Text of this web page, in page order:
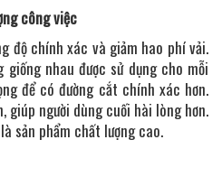
công việc
độ chính xác và giảm hao phí vải.
giống nhau được sử dụng cho mỗi
để có đường cắt chính xác hơn.
giúp người dùng cuối hài lòng hơn.
sản phẩm chất lượng cao.